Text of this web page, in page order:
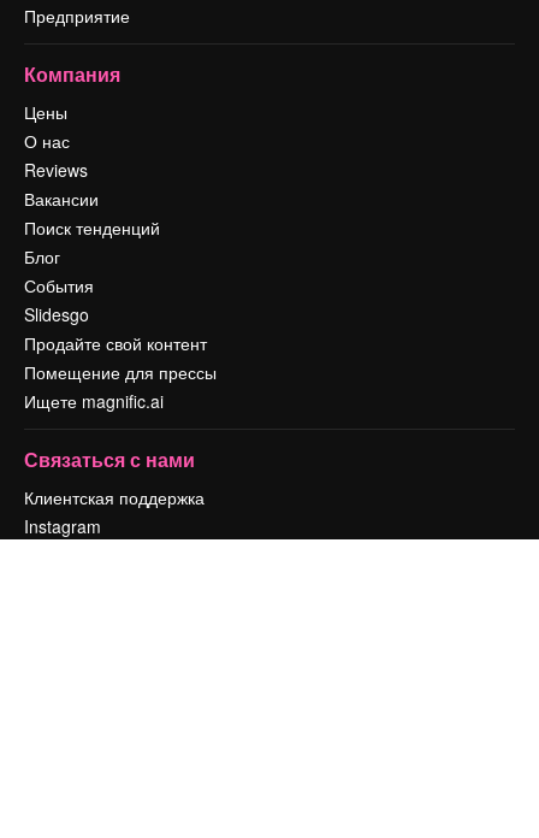
Предприятие
Компания
Цены
О нас
Reviews
Вакансии
Поиск тенденций
Блог
События
Slidesgo
Продайте свой контент
Помещение для прессы
Ищете magnific.ai
Связаться с нами
Клиентская поддержка
Instagram